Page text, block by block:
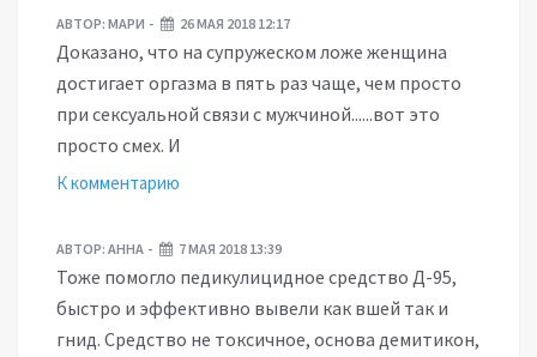
АВТОР: МАРИ 26 МАЯ 2018 12:17
Доказано, что на супружеском ложе женщина
достигает оргазма в пять раз чаще, чем просто
при сексуальной связи с мужчиной......вот это
просто смех. И
К комментарию
АВТОР: АННА 7 МАЯ 2018 13:39
Тоже помогло педикулицидное средство Д-95,
быстро и эффективно вывели как вшей так и
гнид. Средство не токсичное, основа демитикон,